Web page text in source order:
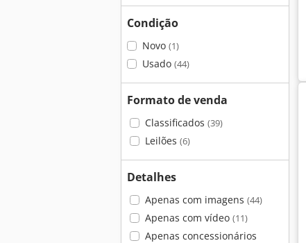
Condição
Novo (1)
Usado (44)
Formato de venda
Classificados (39)
Leilões (6)
Detalhes
Apenas com imagens (44)
Apenas com vídeo (11)
Apenas concessionários